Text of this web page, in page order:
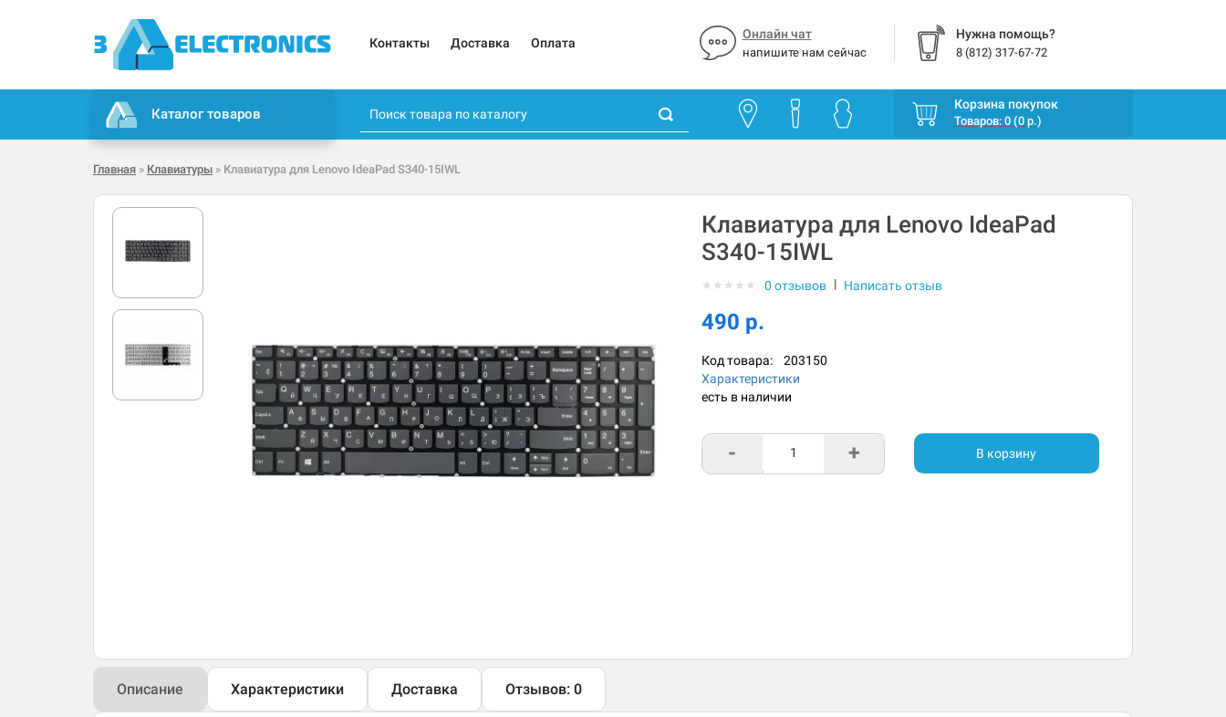
Контакты Доставка Оплата
Онлайн чат
напишите нам сейчас
Нужна помощь?
8 (812) 317-67-72
Каталог товаров
Корзина покупок
Товаров: 0 (0 р.)
Главная » Клавиатуры » Клавиатура для Lenovo IdeaPad S340-15IWL
Клавиатура для Lenovo IdeaPad
S340-15IWL
★ ★ ★ ★ ★ 0 отзывов | Написать отзыв
490 р.
Код товара: 203150
Характеристики
есть в наличии
- + В корзину
Описание Характеристики Доставка Отзывов: 0